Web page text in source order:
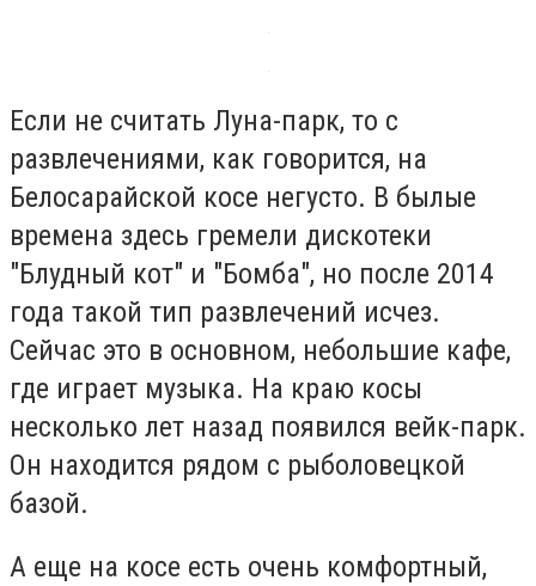
Если не считать Луна-парк, то с
развлечениями, как говорится, на
Белосарайской косе негусто. В былые
времена здесь гремели дискотеки
"Блудный кот" и "Бомба", но после 2014
года такой тип развлечений исчез.
Сейчас это в основном, небольшие кафе,
где играет музыка. На краю косы
несколько лет назад появился вейк-парк.
Он находится рядом с рыболовецкой
базой.
А еще на косе есть очень комфортный,